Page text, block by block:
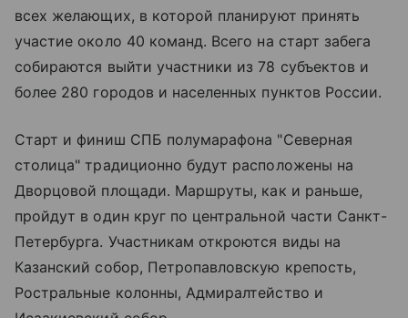
всех желающих, в которой планируют принять
участие около 40 команд. Всего на старт забега
собираются выйти участники из 78 субъектов и
более 280 городов и населенных пунктов России.
Старт и финиш СПБ полумарафона "Северная
столица" традиционно будут расположены на
Дворцовой площади. Маршруты, как и раньше,
пройдут в один круг по центральной части Санкт-
Петербурга. Участникам откроются виды на
Казанский собор, Петропавловскую крепость,
Ростральные колонны, Адмиралтейство и